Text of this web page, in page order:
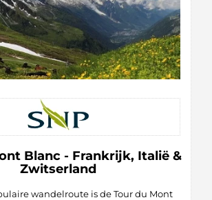
Blanc - Frankrijk, Italië &
Zwitserland
wandelroute is de Tour du Mont